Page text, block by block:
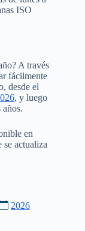
ISO
A través
fácilmente
desde el
, y luego
años.
en
se actualiza
2026